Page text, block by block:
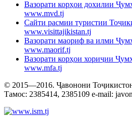
Вазорати корҳои дохилии
www.mvd.tj
Сайти расмии туристии
www.visittajikistan.tj
Вазорати маориф ва илми
www.maorif.tj
Вазорати корҳои хориҷии
www.mfa.tj
© 2015—2016. Ҷавонони
Тамос: 2385414, 2385109 e-mail: